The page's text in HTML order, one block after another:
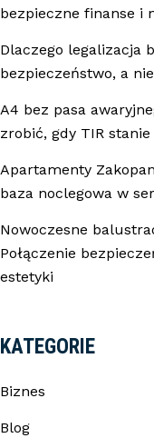
bezpieczne finanse i
Dlaczego legalizacja
bezpieczeństwo, a
A4 bez pasa
zrobić, gdy TIR
Apartamenty
baza noclegowa w
Nowoczesne
Połączenie
estetyki
KATEGORIE
Biznes
Blog